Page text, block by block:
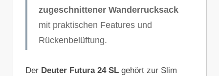
zugeschnittener Wanderrucksack
mit praktischen Features und
Rückenbelüftung.
Der Deuter Futura 24 SL gehört zur Slim